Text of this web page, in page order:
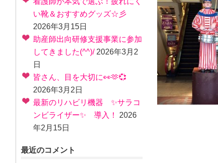
い靴＆おすすめグッズ☆彡
2026年3月15日
助産師出向研修支援事業に参加
してきました(^^)/ 2026年3月2
日
皆さん、目を大切に👀🫶💞
2026年3月2日
最新のリハビリ機器 ✨サラコ
ンビライザー✨ 導入！
2026
年2月15日
最近のコメント